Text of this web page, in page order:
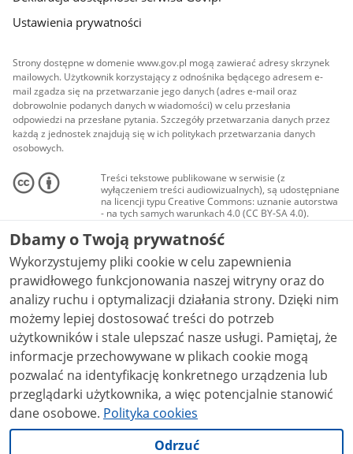
Ustawienia prywatności
Strony dostępne w domenie www.gov.pl mogą zawierać adresy skrzynek
mailowych. Użytkownik korzystający z odnośnika będącego adresem e-
mail zgadza się na przetwarzanie jego danych (adres e-mail oraz
dobrowolnie podanych danych w wiadomości) w celu przesłania
odpowiedzi na przesłane pytania. Szczegóły przetwarzania danych przez
każdą z jednostek znajdują się w ich politykach przetwarzania danych
osobowych.
Treści tekstowe publikowane w serwisie (z
wyłączeniem treści audiowizualnych), są udostępniane
na licencji typu Creative Commons: uznanie autorstwa
- na tych samych warunkach 4.0 (CC BY-SA 4.0).
Materiały audiowizualne, w tym zdjęcia, materiały
audio i wideo, są udostępniane na licencji typu
Creative Commons: uznanie autorstwa użycie
niekomercyjne - bez utworów zależnych 4.0 (CC BY-
NC-ND 4.0), o ile nie jest to stwierdzone inaczej.
Dbamy o Twoją prywatność
Wykorzystujemy pliki cookie w celu zapewnienia
prawidłowego funkcjonowania naszej witryny oraz do
analizy ruchu i optymalizacji działania strony. Dzięki nim
możemy lepiej dostosować treści do potrzeb
użytkowników i stale ulepszać nasze usługi. Pamiętaj, że
informacje przechowywane w plikach cookie mogą
pozwalać na identyfikację konkretnego urządzenia lub
przeglądarki użytkownika, a więc potencjalnie stanowić
dane osobowe. Polityka cookies
Odrzuć